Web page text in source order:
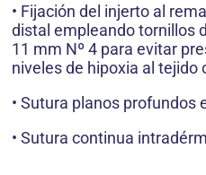
• Fijación del injerto al
distal empleando tornillos
11 mm Nº 4 para evitar
niveles de hipoxia al tejido
• Sutura planos profundos
• Sutura continua